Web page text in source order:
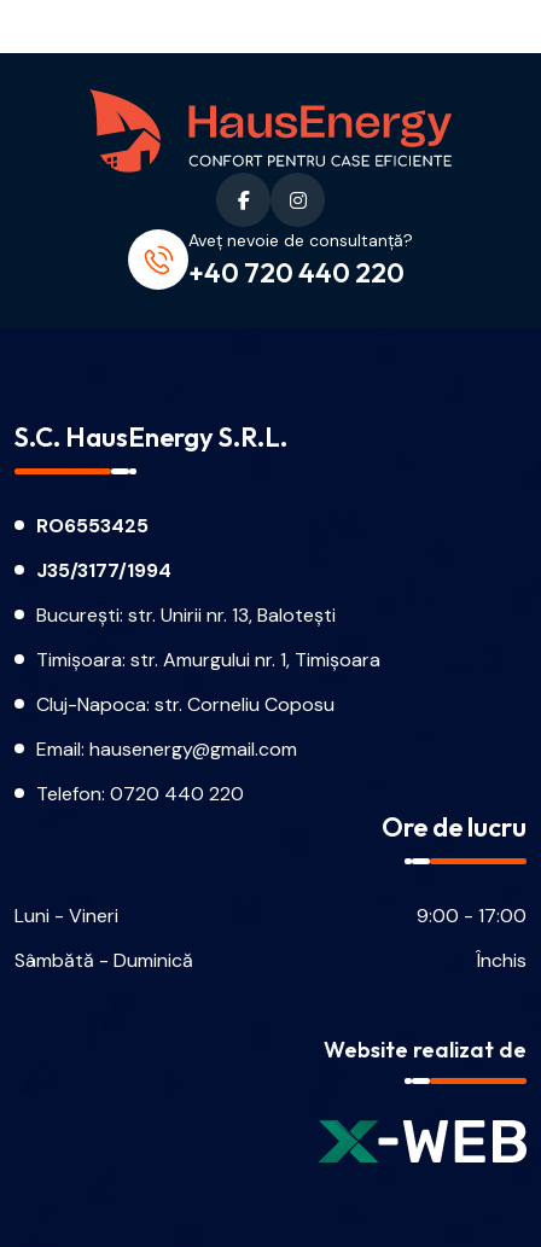
Aveț nevoie de consultanță?
+40 720 440 220
S.C. HausEnergy S.R.L.
RO6553425
J35/3177/1994
București: str. Unirii nr. 13, Balotești
Timișoara: str. Amurgului nr. 1, Timișoara
Cluj-Napoca: str. Corneliu Coposu
Email: hausenergy@gmail.com
Telefon: 0720 440 220
Ore de lucru
Luni - Vineri
9:00 - 17:00
Sâmbătă - Duminică
Închis
Website realizat de